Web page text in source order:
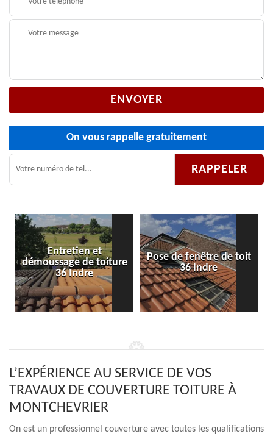
On vous rappelle gratuitement
Entretien et
démoussage de toiture
36 Indre
Pose de fenêtre de toit
36 Indre
L’EXPÉRIENCE AU SERVICE DE VOS
TRAVAUX DE COUVERTURE TOITURE À
MONTCHEVRIER
On est un professionnel couverture avec toutes les qualifications